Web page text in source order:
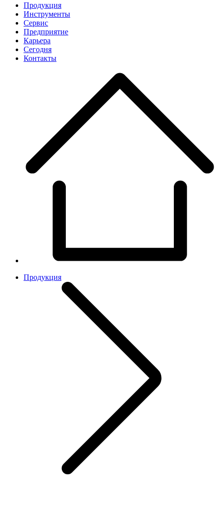
Продукция
Инструменты
Сервис
Предприятие
Карьера
Cегодня
Контакты
Продукция